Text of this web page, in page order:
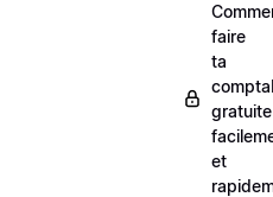
faire
ta
et